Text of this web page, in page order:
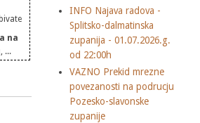
na
, ...
INFO Najava radova -
Splitsko-dalmatinska
zupanija - 01.07.2026.g.
od 22:00h
VAZNO Prekid mrezne
povezanosti na podrucju
Pozesko-slavonske
zupanije